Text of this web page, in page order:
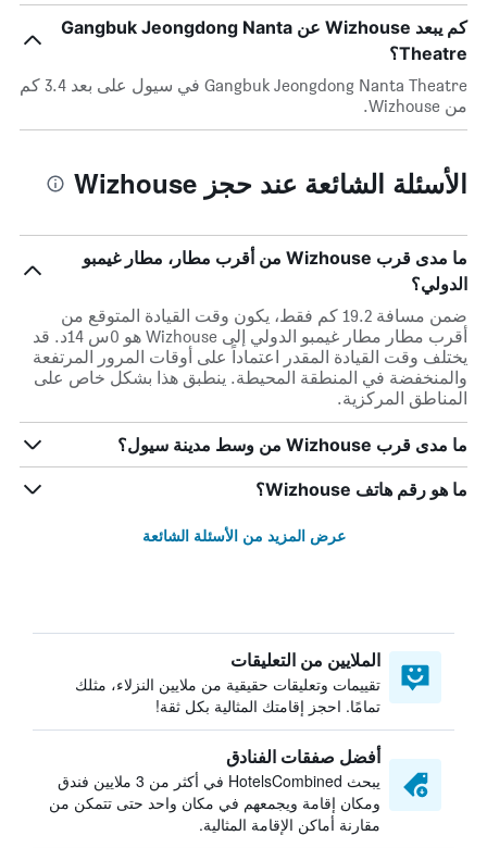
كم يبعد Wizhouse عن Gangbuk Jeongdong Nanta
Theatre؟
Gangbuk Jeongdong Nanta Theatre في سيول على بعد 3.4 كم
من Wizhouse.
الأسئلة الشائعة عند حجز Wizhouse
ما مدى قرب Wizhouse من أقرب مطار، مطار غيمبو
الدولي؟
ضمن مسافة 19.2 كم فقط، يكون وقت القيادة المتوقع من
أقرب مطار مطار غيمبو الدولي إلى Wizhouse هو 0س 14د. قد
يختلف وقت القيادة المقدر اعتماداً على أوقات المرور المرتفعة
والمنخفضة في المنطقة المحيطة. ينطبق هذا بشكل خاص على
المناطق المركزية.
ما مدى قرب Wizhouse من وسط مدينة سيول؟
ما هو رقم هاتف Wizhouse؟
عرض المزيد من الأسئلة الشائعة
الملايين من التعليقات
تقييمات وتعليقات حقيقية من ملايين النزلاء، مثلك
تمامًا. احجز إقامتك المثالية بكل ثقة!
أفضل صفقات الفنادق
يبحث HotelsCombined في أكثر من 3 ملايين فندق
ومكان إقامة ويجمعهم في مكان واحد حتى تتمكن من
مقارنة أماكن الإقامة المثالية.